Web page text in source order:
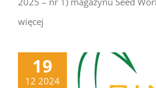
więcej
19
12 2024